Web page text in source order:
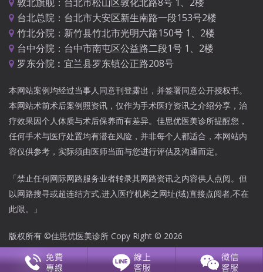
台北总院：台北市大安区新生南路一段153号2楼
竹北分院：新竹县竹北市光明六路150号 1、2楼
台中分院：台中市南屯区公益路二段1号 1、2楼
罗东分院︰宜兰县罗东镇公正路208号
本网站案例均经过当事人同意刊登露出，并签署同意公开授权书。
本网站术前术后案例照资讯，仅作为手术医疗资讯之介绍分享，治
疗效果因个人体质与术后保养而有差异。佳思优医美诊所提醒您，
任何手术与医疗处置均有潜在风险，并非每个人都适合，本网站内
容仅供参考，实际须由医师当面与您进行评估及沟通而定。
「禁止任何网际网路服务业者转录其网路资讯之内容供人点阅。但
以网路搜寻或超连结方式,进入医疗机构之网址(域)直接点阅者,不在
此限。」
版权所有 ©佳思优医美诊所 Copy Right © 2026